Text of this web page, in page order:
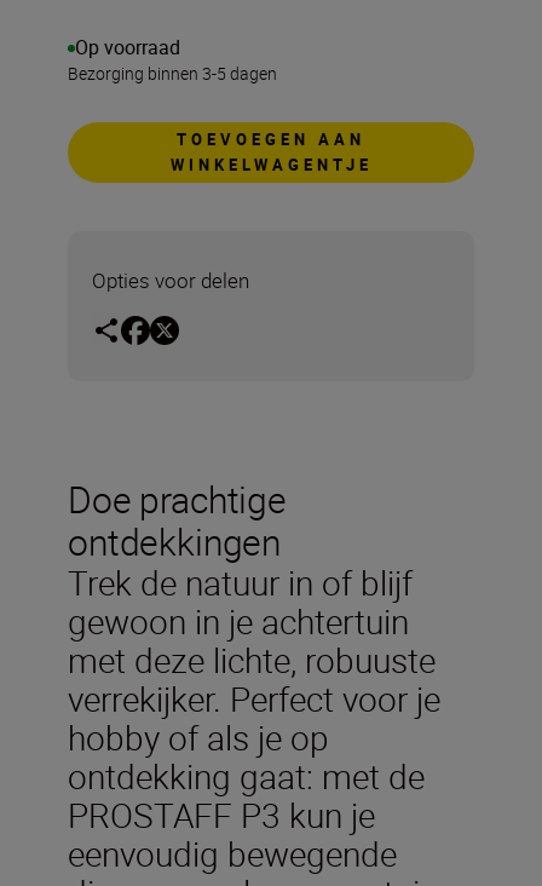
Op voorraad
Bezorging binnen 3-5 dagen
TOEVOEGEN AAN
WINKELWAGENTJE
Opties voor delen
Doe prachtige
ontdekkingen
Trek de natuur in of blijf
gewoon in je achtertuin
met deze lichte, robuuste
verrekijker. Perfect voor je
hobby of als je op
ontdekking gaat: met de
PROSTAFF P3 kun je
eenvoudig bewegende